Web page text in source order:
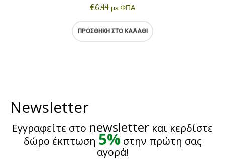
€6.44 με ΦΠΑ
ΠΡΟΣΘΉΚΗ ΣΤΟ ΚΑΛΆΘΙ
Newsletter
Εγγραφείτε στο newsletter και κερδίστε
δώρο έκπτωση 5% στην πρώτη σας
αγορά!